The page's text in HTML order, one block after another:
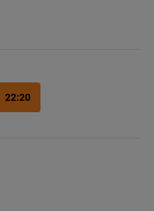
22:20